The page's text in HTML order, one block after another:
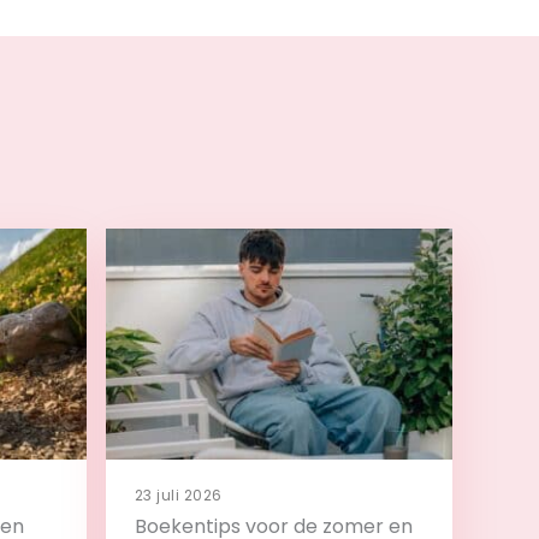
23 juli 2026
Boekentips voor de zomer en